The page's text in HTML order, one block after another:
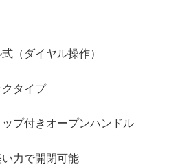
（ダイヤル操作）
タイプ
プ付きオープンハンドル
力で開閉可能